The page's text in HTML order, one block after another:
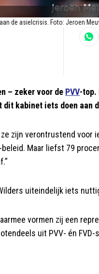
de asielcrisis. Foto: Jeroen
– zeker voor de PVV-top.
dit kabinet iets doen aan
zijn verontrustend
Maar liefst 79
uiteindelijk iets
vormen zij een
uit PVV- én